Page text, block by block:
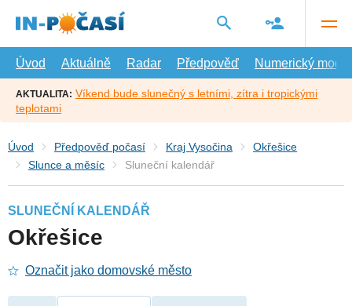
hlavní
Úvod
Aktuálně Radar Předpověď Numerický model
AKTUALITA: Víkend bude slunečný s letními, zítra i tropickými
teplotami
Úvod Předpověď počasí Kraj Vysočina
Okřešice
Slunce a měsíc
Sluneční kalendář
SLUNEČNÍ KALENDÁŘ
Okřešice
Označit jako domovské město